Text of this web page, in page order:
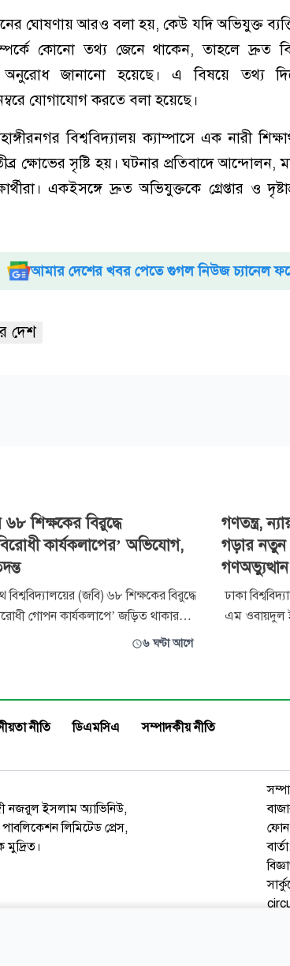
ঘোষণায় আরও বলা হয়, কেউ যদি অভিযুক্ত
কোনো তথ্য জেনে থাকেন, তাহলে দ্রুত
জানানো হয়েছে। এ বিষয়ে তথ্য
যোগাযোগ করতে বলা হয়েছে।
বিশ্ববিদ্যালয় ক্যাম্পাসে এক নারী
তীব্র ক্ষোভের সৃষ্টি হয়। ঘটনার প্রতিবাদে
একইসঙ্গে দ্রুত অভিযুক্তকে গ্রেপ্তার ও
আমার দেশের খবর পেতে গুগল নিউজ চ্যানেল
দেশ
শিক্ষকের বিরুদ্ধে
কার্যকলাপের’ অভিযোগ,
বিশ্ববিদ্যালয়ের (জবি) ৬৮ শিক্ষকের বিরুদ্ধে
গোপন কার্যকলাপে’ জড়িত থাকার
তদন্তে চার সদস্যের কমিটি গঠন করেছে
সম্প্রতি একটি গণমাধ্যমে প্রকাশিত
ওঠ
৬ ঘণ্টা আগে
গণতন্ত্র,
গড়ার নতুন
গণঅভ্যুত্থান
ঢাকা
এম ওবায়দুল
জুলাই
প্রতিষ্ঠার
নীতি ডিএমসিএ সম্পাদকীয় নীতি
নজরুল ইসলাম অ্যাভিনিউ,
লিমিটেড প্রেস,